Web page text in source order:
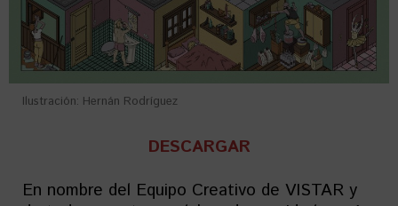
Ilustración: Hernán Rodríguez
DESCARGAR
En nombre del Equipo Creativo de VISTAR y